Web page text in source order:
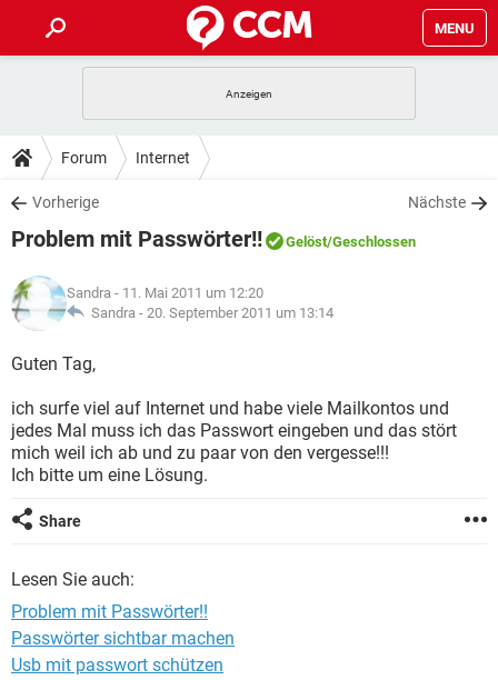
MENU
ANDROID
WINDOWS 10
WHATSAPP TIKTOK
FACEBOOK
TIPPS & TRICKS
SPIELE
WHATSAPP
FACEBOOK
DOWNLOADS
SPIELE STREAMING
ANDROID
WINDOWS 10 INSTAGRAM
WHATSAPP
SPIELE
ANDROID
WINDOWS 10
WHATSAPP TIKTOK
FACEBOOK HARDWARE
LEXIKON
SPIELE
WINDOWS 10 INSTAGRAM
WHATSAPP
FACEBOOK
Forum Internet
Vorherige Nächste
Problem mit Passwörter!! Gelöst/Geschlossen
Sandra - 11. Mai 2011 um 12:20
Sandra - 20. September 2011 um 13:14
Guten Tag,
ich surfe viel auf Internet und habe viele Mailkontos und
jedes Mal muss ich das Passwort eingeben und das stört
mich weil ich ab und zu paar von den vergesse!!!
Ich bitte um eine Lösung.
Share
Lesen Sie auch:
Problem mit Passwörter!!
Passwörter sichtbar machen
Usb mit passwort schützen